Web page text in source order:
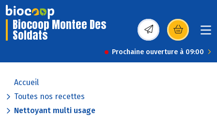
Biocoop Montee Des
Soldats (s’ouvre dans une
Prochaine ouverture à 09:00
Accueil
Toutes nos recettes
Nettoyant multi usage